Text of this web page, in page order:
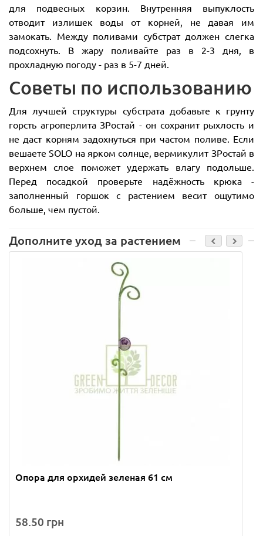
для подвесных корзин. Внутренняя выпуклость
отводит излишек воды от корней, не давая им
замокать. Между поливами субстрат должен слегка
подсохнуть. В жару поливайте раз в 2-3 дня, в
прохладную погоду - раз в 5-7 дней.
Советы по использованию
Для лучшей структуры субстрата добавьте к грунту
горсть агроперлита ЗРостай - он сохранит рыхлость и
не даст корням задохнуться при частом поливе. Если
вешаете SOLO на ярком солнце, вермикулит ЗРостай в
верхнем слое поможет удержать влагу подольше.
Перед посадкой проверьте надёжность крюка -
заполненный горшок с растением весит ощутимо
больше, чем пустой.
Дополните уход за растением
Опора для орхидей зеленая 61 см
58.50 грн